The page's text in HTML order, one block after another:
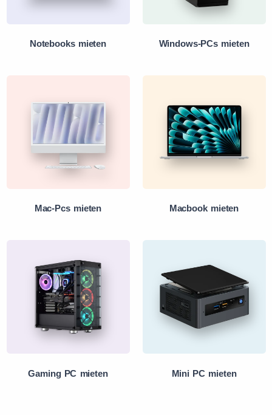
Notebooks mieten Windows-PCs mieten
Mac-Pcs mieten Macbook mieten
Gaming PC mieten Mini PC mieten